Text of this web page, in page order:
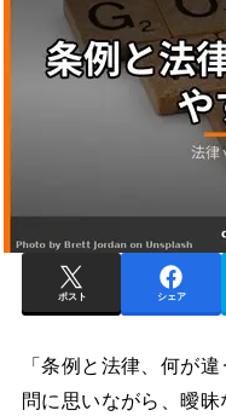
ポスト シェア
「条例と法律、何が
問に思いながら、曖